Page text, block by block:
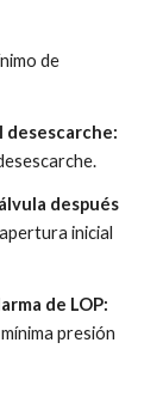
de
después
inicial
presión